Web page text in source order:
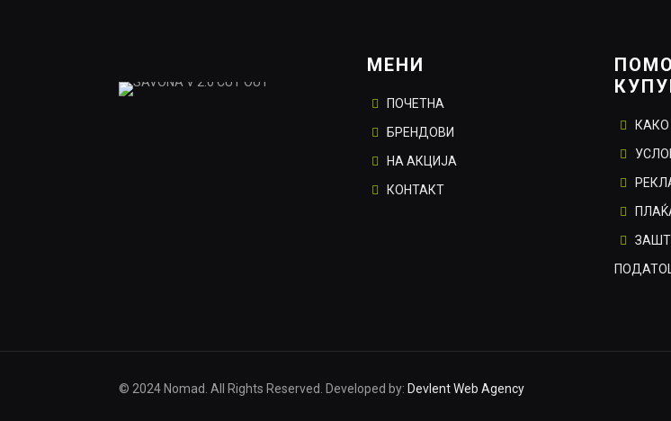
МЕНИ
ПОЧЕТНА
БРЕНДОВИ
НА АКЦИЈА
КОНТАКТ
© 2024 Nomad. All Rights Reserved. Developed by: Devlent Web Agency